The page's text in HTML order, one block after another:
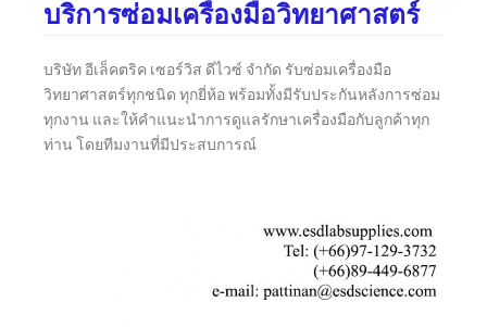
บริการซ่อมเครื่องมือวิทยาศาสตร์
บริษัท อีเล็คตริค เซอร์วิส ดีไวซ์ จำกัด รับซ่อมเครื่องมือ
วิทยาศาสตร์ทุกชนิด ทุกยี่ห้อ พร้อมทั้งมีรับประกันหลังการซ่อม
ทุกงาน และให้คำแนะนำการดูแลรักษาเครื่องมือกับลูกค้าทุก
ท่าน โดยทีมงานที่มีประสบการณ์